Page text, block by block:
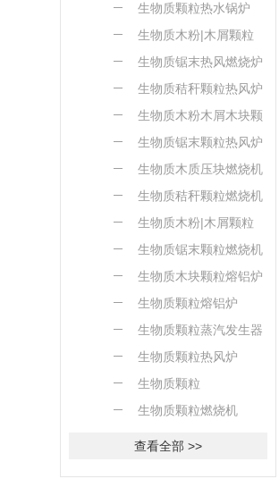
生物质颗粒热水锅炉
生物质木粉|木屑颗粒
熔铝炉
生物质锯末热风燃烧炉
生物质秸秆颗粒热风炉
生物质木粉木屑木块颗
粒热风炉
生物质锯末颗粒热风炉
生物质木质压块燃烧机
生物质秸秆颗粒燃烧机
生物质木粉|木屑颗粒
燃烧机
生物质锯末颗粒燃烧机
生物质木块颗粒熔铝炉
生物质颗粒熔铝炉
生物质颗粒蒸汽发生器
生物质颗粒热风炉
生物质颗粒
生物质颗粒燃烧机
查看全部 >>